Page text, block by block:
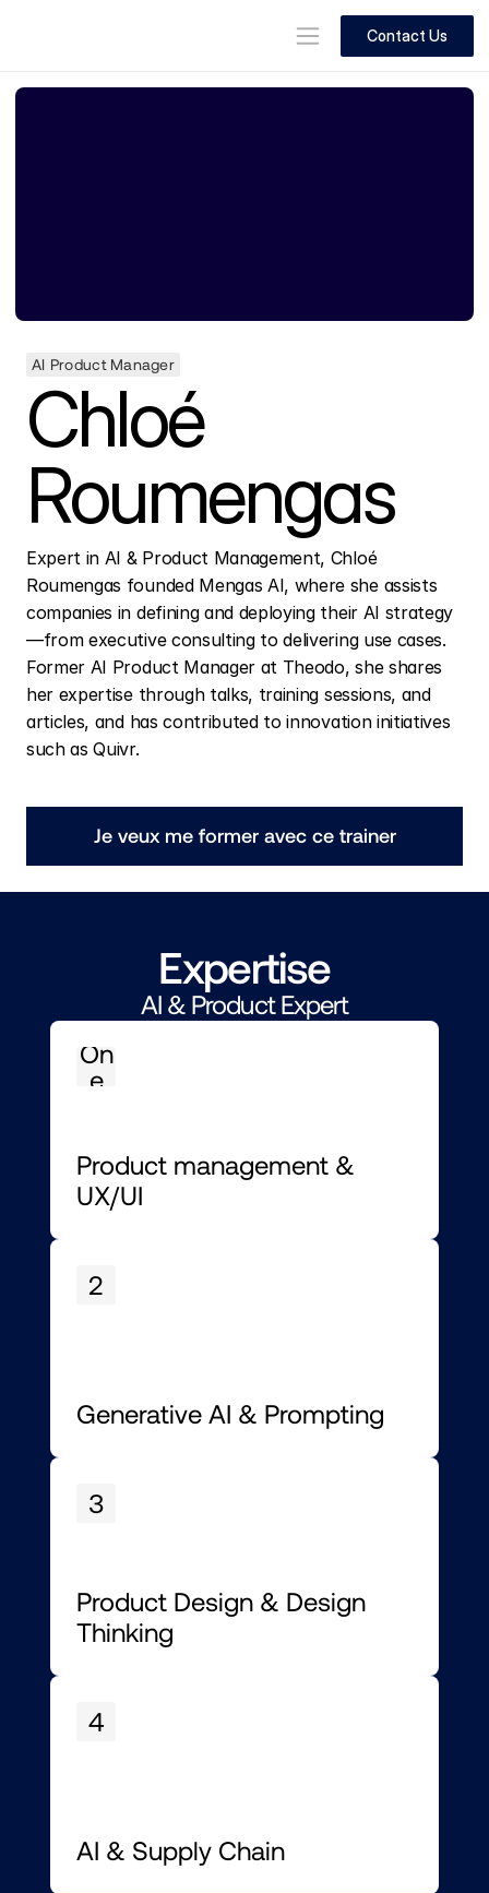
Contact Us
AI Product Manager
Chloé
Roumengas
Expert in AI & Product Management, Chloé
Roumengas founded Mengas AI, where she assists
companies in defining and deploying their AI strategy
—from executive consulting to delivering use cases.
Former AI Product Manager at Theodo, she shares
her expertise through talks, training sessions, and
articles, and has contributed to innovation initiatives
such as Quivr.
Je veux me former avec ce trainer
Expertise
AI & Product Expert
On
e
Product management &
UX/UI
2
Generative AI & Prompting
3
Product Design & Design
Thinking
4
AI & Supply Chain